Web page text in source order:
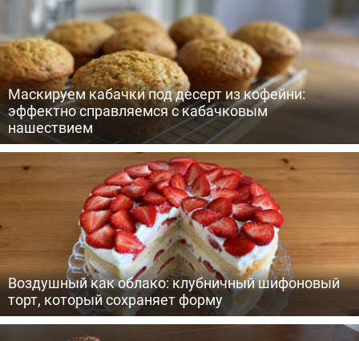
Маскируем кабачки под десерт из кофейни:
эффектно справляемся с кабачковым
нашествием
Воздушный как облако: клубничный шифоновый
торт, который сохраняет форму